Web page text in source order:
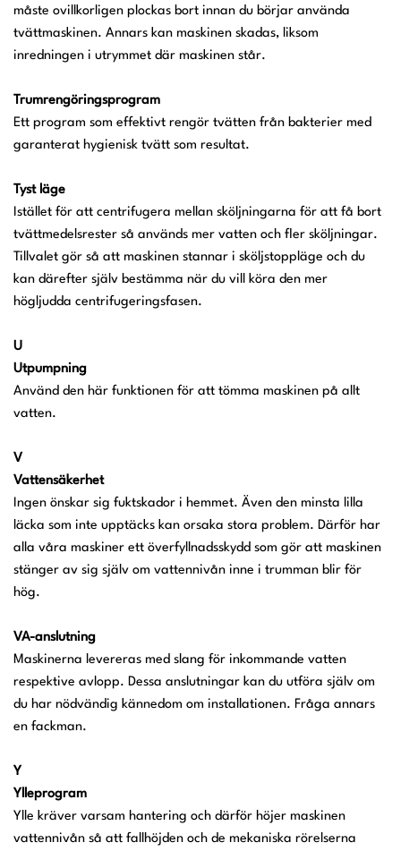
måste ovillkorligen plockas bort innan du börjar använda
tvättmaskinen. Annars kan maskinen skadas, liksom
inredningen i utrymmet där maskinen står.
Trumrengöringsprogram
Ett program som effektivt rengör tvätten från bakterier med
garanterat hygienisk tvätt som resultat.
Tyst läge
Istället för att centrifugera mellan sköljningarna för att få bort
tvättmedelsrester så används mer vatten och fler sköljningar.
Tillvalet gör så att maskinen stannar i sköljstoppläge och du
kan därefter själv bestämma när du vill köra den mer
högljudda centrifugeringsfasen.
U
Utpumpning
Använd den här funktionen för att tömma maskinen på allt
vatten.
V
Vattensäkerhet
Ingen önskar sig fuktskador i hemmet. Även den minsta lilla
läcka som inte upptäcks kan orsaka stora problem. Därför har
alla våra maskiner ett överfyllnadsskydd som gör att maskinen
stänger av sig själv om vattennivån inne i trumman blir för
hög.
VA-anslutning
Maskinerna levereras med slang för inkommande vatten
respektive avlopp. Dessa anslutningar kan du utföra själv om
du har nödvändig kännedom om installationen. Fråga annars
en fackman.
Y
Ylleprogram
Ylle kräver varsam hantering och därför höjer maskinen
vattennivån så att fallhöjden och de mekaniska rörelserna